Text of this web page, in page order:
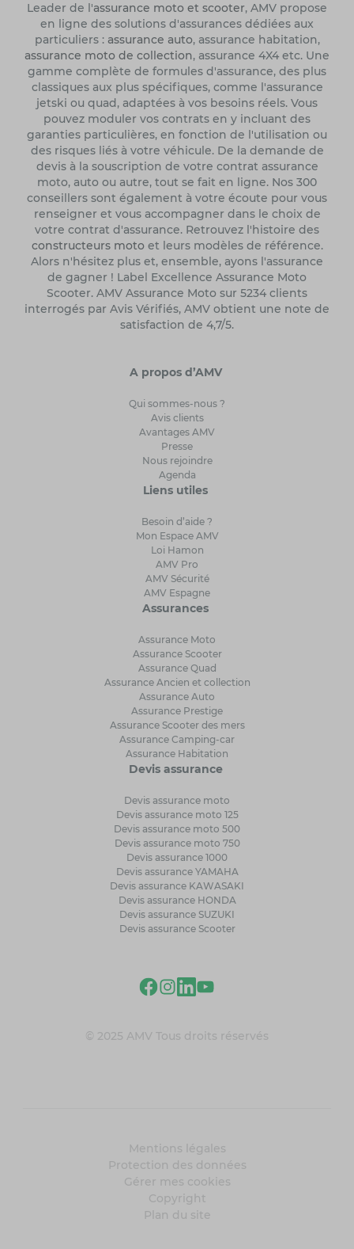
Leader de l'assurance moto et scooter, AMV propose
en ligne des solutions d'assurances dédiées aux
particuliers : assurance auto, assurance habitation,
assurance moto de collection, assurance 4X4 etc. Une
gamme complète de formules d'assurance, des plus
classiques aux plus spécifiques, comme l'assurance
jetski ou quad, adaptées à vos besoins réels. Vous
pouvez moduler vos contrats en y incluant des
garanties particulières, en fonction de l'utilisation ou
des risques liés à votre véhicule. De la demande de
devis à la souscription de votre contrat assurance
moto, auto ou autre, tout se fait en ligne. Nos 300
conseillers sont également à votre écoute pour vous
renseigner et vous accompagner dans le choix de
votre contrat d'assurance. Retrouvez l'histoire des
constructeurs motoet leurs modèles de référence.
Alors n'hésitez plus et, ensemble, ayons l'assurance
de gagner ! Label Excellence Assurance Moto
Scooter. AMV Assurance Moto sur 5234 clients
interrogés par Avis Vérifiés, AMV obtient une note de
satisfaction de 4,7/5.
A propos d’AMV
Qui sommes-nous ?
Avis clients
Avantages AMV
Presse
Nous rejoindre
Agenda
Liens utiles
Besoin d’aide ?
Mon Espace AMV
Loi Hamon
AMV Pro
AMV Sécurité
AMV Espagne
Assurances
Assurance Moto
Assurance Scooter
Assurance Quad
Assurance Ancien et collection
Assurance Auto
Assurance Prestige
Assurance Scooter des mers
Assurance Camping-car
Assurance Habitation
Devis assurance
Devis assurance moto
Devis assurance moto 125
Devis assurance moto 500
Devis assurance moto 750
Devis assurance 1000
Devis assurance YAMAHA
Devis assurance KAWASAKI
Devis assurance HONDA
Devis assurance SUZUKI
Devis assurance Scooter
© 2025 AMV Tous droits réservés
Mentions légales
Protection des données
Gérer mes cookies
Copyright
Plan du site